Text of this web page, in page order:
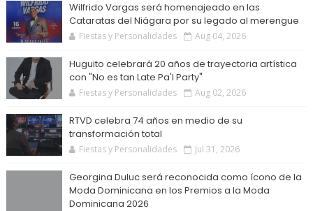
Wilfrido Vargas será homenajeado en las
Cataratas del Niágara por su legado al merengue
Fiestas y Personalidades Aug 04, 2026
Huguito celebrará 20 años de trayectoria artística
con "No es tan Late Pa'l Party"
Fiestas y Personalidades Aug 02, 2026
RTVD celebra 74 años en medio de su
transformación total
Fiestas y Personalidades Jul 31, 2026
Georgina Duluc será reconocida como ícono de la
Moda Dominicana en los Premios a la Moda
Dominicana 2026